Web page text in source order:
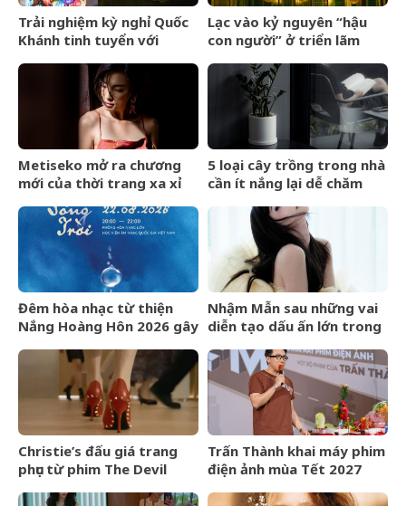
Trải nghiệm kỳ nghỉ Quốc
Khánh tinh tuyển với
Lạc vào kỷ nguyên “hậu
con người” ở triển lãm
Chit Chítt
Metiseko mở ra chương
mới của thời trang xa xỉ
5 loại cây trồng trong nhà
cần ít nắng lại dễ chăm
Đêm hòa nhạc từ thiện
Nắng Hoàng Hôn 2026 gây
thận nhân tạo
Nhậm Mẫn sau những vai
diễn tạo dấu ấn lớn trong
Christie’s đấu giá trang
phục từ phim The Devil
Trấn Thành khai máy phim
điện ảnh mùa Tết 2027